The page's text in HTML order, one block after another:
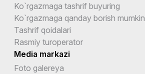
Ko`rgazmaga tashrif buyuring
Ko`rgazmaga qanday borish mumkin
Tashrif qoidalari
Rasmiy turoperator
Media markazi
Foto galereya